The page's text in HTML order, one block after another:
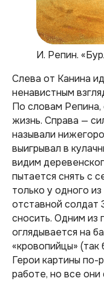
И. Репин.
Слева от Канина
ненавистным
По словам Репина,
жизнь. Справа —
называли
выигрывал в
видим
пытается снять с
только у одного
отставной солдат
сносить. Одним из
оглядывается на
«кровопийцы» (так
Герои картины по-
работе, но все